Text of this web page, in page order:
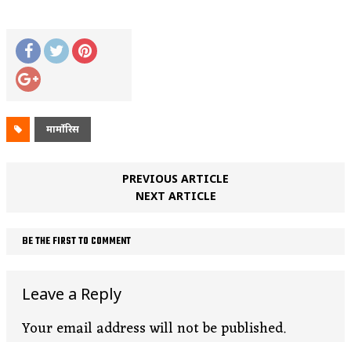
मार्मोरिस
PREVIOUS ARTICLE
NEXT ARTICLE
BE THE FIRST TO COMMENT
Leave a Reply
Your email address will not be published.